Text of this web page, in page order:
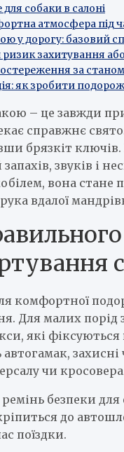
собаки в салоні
атмосфера під
у дорогу: базовий
ризик захитування
за
як зробити
– це завжди
справжнє
брязкіт
звуків і
вона стане
вдалої
комфортної
Для малих порід
які
чи
безпеки
до
поїздки.